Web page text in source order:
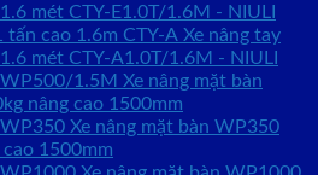
mét CTY-E1.0T/1.6M - NIULI
Xe nâng tay
mét CTY-A1.0T/1.6M - NIULI
Xe nâng mặt bàn
nâng cao 1500mm
Xe nâng mặt bàn WP350
1500mm